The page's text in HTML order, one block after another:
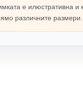
е илюстративна и
различните размери.